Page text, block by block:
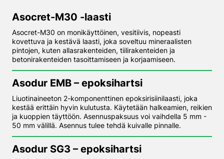
Asocret-M30 -laasti
Asocret-M30 on monikäyttöinen, vesitiivis, nopeasti
kovettuva ja kestävä laasti, joka soveltuu mineraalisten
pintojen, kuten allasrakenteiden, tiilirakenteiden ja
betonirakenteiden tasoittamiseen ja korjaamiseen.
Asodur EMB – epoksihartsi
Liuotinaineeton 2-komponenttinen epoksirisiinilaasti, joka
kestää erittäin hyvin kulutusta. Käytetään halkeamien, reikien
ja kuoppien täyttöön. Asennuspaksuus voi vaihdella 5 mm -
50 mm välillä. Asennus tulee tehdä kuivalle pinnalle.
Asodur SG3 – epoksihartsi